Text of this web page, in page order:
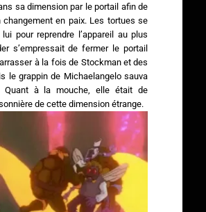
sa dimension par le portail afin de
changement en paix. Les tortues se
pour reprendre l’appareil au plus
s’empressait de fermer le portail
à la fois de Stockman et des
le grappin de Michaelangelo sauva
Quant à la mouche, elle était de
de cette dimension étrange.